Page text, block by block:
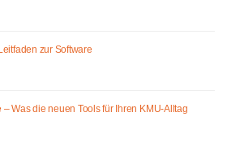
zur Software
Was die neuen Tools für Ihren KMU-Alltag